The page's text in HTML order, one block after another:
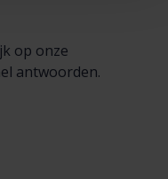
op onze
antwoorden.